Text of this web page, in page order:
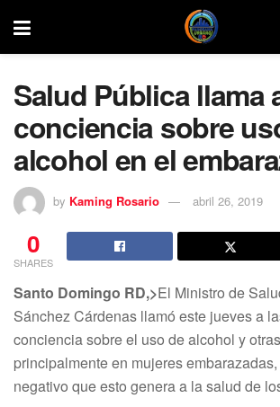
Salud Pública llama
conciencia sobre
alcohol en el
by Kaming Rosario abril 26, 2019
0
SHARES
Santo Domingo RD,>El Ministro de
Sánchez Cárdenas llamó este jueves a
conciencia sobre el uso de alcohol y
principalmente en mujeres
negativo que esto genera a la salud de